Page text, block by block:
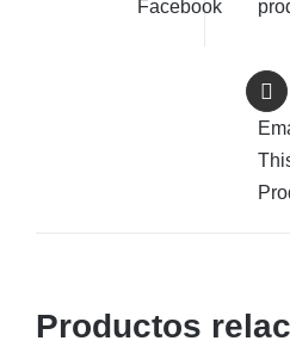
Facebook
Productos